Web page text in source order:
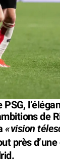
de
«vision
près